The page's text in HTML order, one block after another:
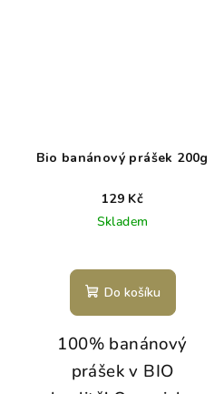
Bio banánový prášek 200g
129 Kč
Skladem
Do košíku
100% banánový
prášek v BIO